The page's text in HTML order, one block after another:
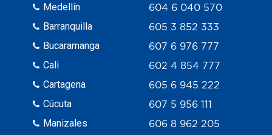
Medellín
Barranquilla
Bucaramanga
Cali
Cartagena
Cúcuta
Manizales
604 6 040 570
605 3 852 333
607 6 976 777
602 4 854 777
605 6 945 222
607 5 956 111
606 8 962 205